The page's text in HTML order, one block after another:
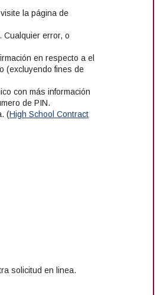
la página de
Cualquier error, o
en respecto a el
(excluyendo fines de
con más información
de PIN.
(High School Contract
solicitud en linea.